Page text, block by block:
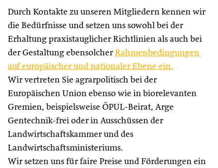
Durch Kontakte zu unseren Mitgliedern kennen wir
die Bedürfnisse und setzen uns sowohl bei der
Erhaltung praxistauglicher Richtlinien als auch bei
der Gestaltung ebensolcher Rahmenbedingungen
auf europäischer und nationaler Ebene ein.
Wir vertreten Sie agrarpolitisch bei der
Europäischen Union ebenso wie in biorelevanten
Gremien, beispielsweise ÖPUL-Beirat, Arge
Gentechnik-frei oder in Ausschüssen der
Landwirtschaftskammer und des
Landwirtschaftsministeriums.
Wir setzen uns für faire Preise und Förderungen ein